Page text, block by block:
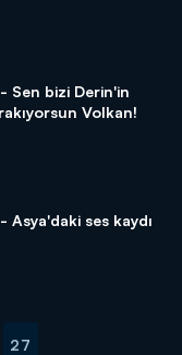
Sen bizi Derin'in
Volkan!
Asya'daki ses kaydı
27